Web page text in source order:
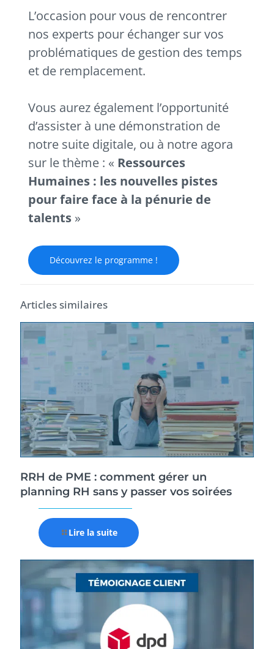
L’occasion pour vous de rencontrer
nos experts pour échanger sur vos
problématiques de gestion des temps
et de remplacement.
Vous aurez également l’opportunité
d’assister à une démonstration de
notre suite digitale, ou à notre agora
sur le thème : « Ressources
Humaines : les nouvelles pistes
pour faire face à la pénurie de
talents »
Découvrez le programme !
Articles similaires
RRH de PME : comment gérer un
planning RH sans y passer vos soirées
Lire la suite